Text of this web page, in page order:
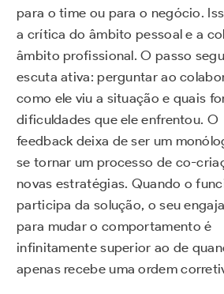
para o time ou para o negócio.
a crítica do âmbito pessoal e a
âmbito profissional. O passo
escuta ativa: perguntar ao
como ele viu a situação e quais
dificuldades que ele enfrentou. O
feedback deixa de ser um
se tornar um processo de co-
novas estratégias. Quando o
participa da solução, o seu
para mudar o comportamento é
infinitamente superior ao de
apenas recebe uma ordem